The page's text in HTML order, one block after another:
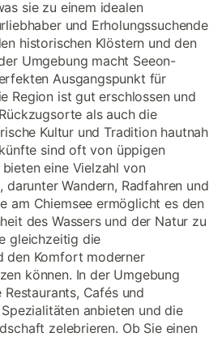
sie zu einem idealen
und Erholungssuchende
historischen Klöstern und den
Umgebung macht Seeon-
Ausgangspunkt für
Region ist gut erschlossen und
als auch die
Kultur und Tradition hautnah
sind oft von üppigen
eine Vielzahl von
Wandern, Radfahren und
am Chiemsee ermöglicht es den
des Wassers und der Natur zu
gleichzeitig die
den Komfort moderner
können. In der Umgebung
Cafés und
anbieten und die
zelebrieren. Ob Sie einen